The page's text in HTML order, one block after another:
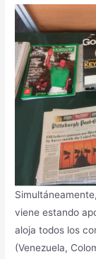
viene estando
aloja todos los
(Venezuela,